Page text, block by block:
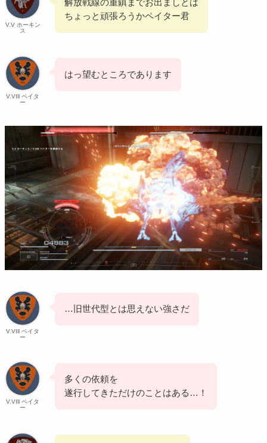
V.V ホーキン
ス
解放戦線の重鎮までお出ましとは
ちょっと頑張ろうかペイター君
V.VIll ペイタ
ー
はっ望むところであります
V.VIll ペイタ
ー
…旧世代型とは思えない強さだ
V.VIll ペイタ
ー
多くの依頼を
遂行してきただけのことはある…！